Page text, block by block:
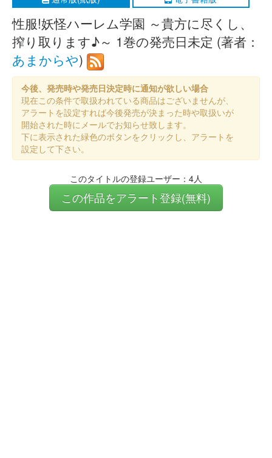
性服!妖怪ハーレム学園 ～貴方に尽くし、
搾り取ります♪～ 1巻の発売日未定 (著者：
あまからや)
今後、発売時や発売日決定時に通知が欲しい場合
現在この条件で取扱われている商品はございませんが、
アラートを設定すれば今後発売が決まった時や取扱いが
開始された時にメールでお知らせ致します。
下に表示された緑色のボタンをクリックし、アラートを
設定して下さい。
このタイトルの登録ユーザー：4人
この作品をアラート登録(無料)